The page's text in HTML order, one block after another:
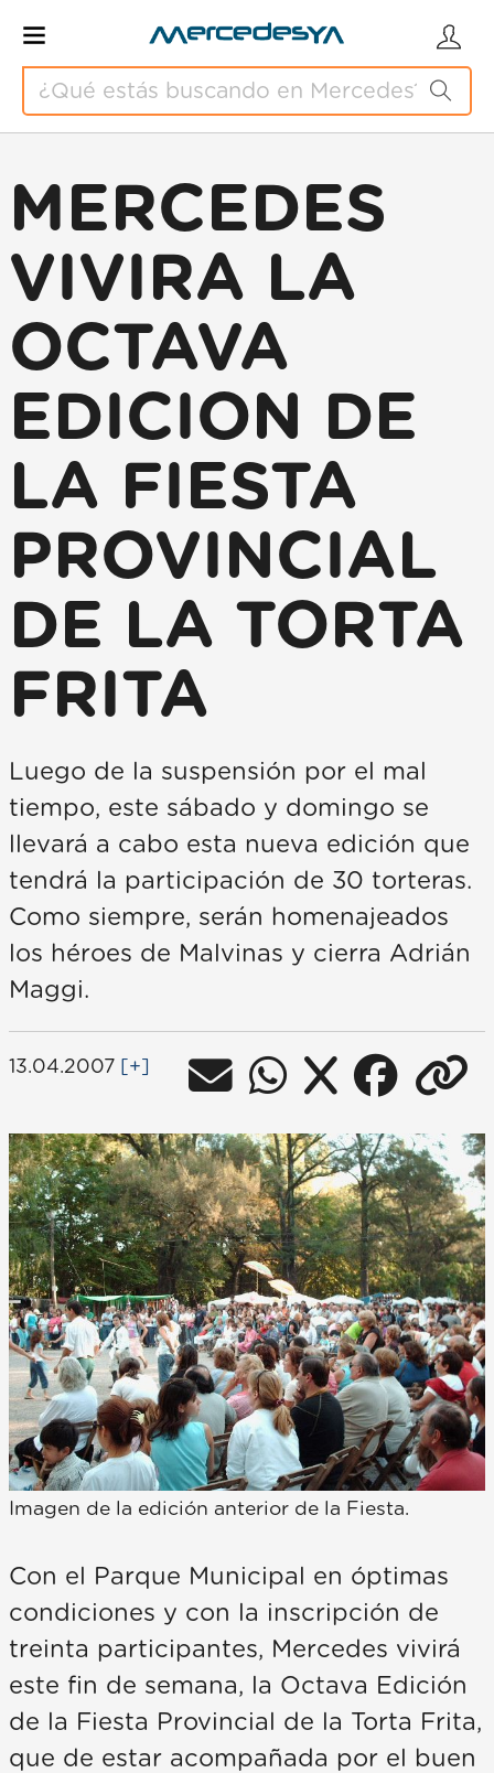
MERCEDES
VIVIRA LA
OCTAVA
EDICION DE
LA FIESTA
PROVINCIAL
DE LA TORTA
FRITA
Luego de la suspensión por el mal
tiempo, este sábado y domingo se
llevará a cabo esta nueva edición que
tendrá la participación de 30 torteras.
Como siempre, serán homenajeados
los héroes de Malvinas y cierra Adrián
Maggi.
13.04.2007 [+]
Imagen de la edición anterior de la Fiesta.
Con el Parque Municipal en óptimas
condiciones y con la inscripción de
treinta participantes, Mercedes vivirá
este fin de semana, la Octava Edición
de la Fiesta Provincial de la Torta Frita,
que de estar acompañada por el buen